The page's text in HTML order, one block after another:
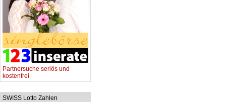
Partnersuche seriös und
kostenfrei
SWISS Lotto Zahlen